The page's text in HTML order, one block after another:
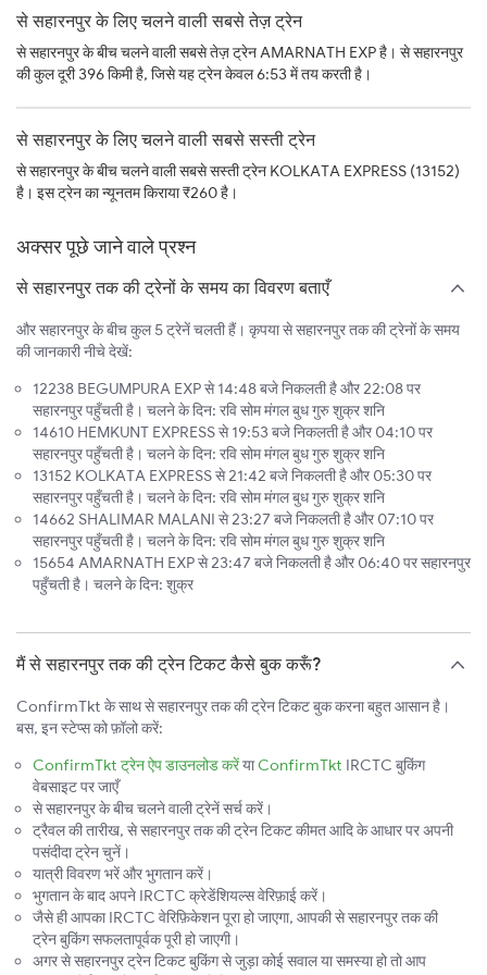
से सहारनपुर के लिए चलने वाली सबसे तेज़ ट्रेन
से सहारनपुर के बीच चलने वाली सबसे तेज़ ट्रेन AMARNATH EXP है। से सहारनपुर
की कुल दूरी 396 किमी है, जिसे यह ट्रेन केवल 6:53 में तय करती है।
से सहारनपुर के लिए चलने वाली सबसे सस्ती ट्रेन
से सहारनपुर के बीच चलने वाली सबसे सस्ती ट्रेन KOLKATA EXPRESS (13152)
है। इस ट्रेन का न्यूनतम किराया ₹260 है।
अक्सर पूछे जाने वाले प्रश्न
से सहारनपुर तक की ट्रेनों के समय का विवरण बताएँ
और सहारनपुर के बीच कुल 5 ट्रेनें चलती हैं। कृपया से सहारनपुर तक की ट्रेनों के समय
की जानकारी नीचे देखें:
12238 BEGUMPURA EXP से 14:48 बजे निकलती है और 22:08 पर
सहारनपुर पहुँचती है। चलने के दिन: रवि सोम मंगल बुध गुरु शुक्र शनि
14610 HEMKUNT EXPRESS से 19:53 बजे निकलती है और 04:10 पर
सहारनपुर पहुँचती है। चलने के दिन: रवि सोम मंगल बुध गुरु शुक्र शनि
13152 KOLKATA EXPRESS से 21:42 बजे निकलती है और 05:30 पर
सहारनपुर पहुँचती है। चलने के दिन: रवि सोम मंगल बुध गुरु शुक्र शनि
14662 SHALIMAR MALANI से 23:27 बजे निकलती है और 07:10 पर
सहारनपुर पहुँचती है। चलने के दिन: रवि सोम मंगल बुध गुरु शुक्र शनि
15654 AMARNATH EXP से 23:47 बजे निकलती है और 06:40 पर सहारनपुर
पहुँचती है। चलने के दिन: शुक्र
मैं से सहारनपुर तक की ट्रेन टिकट कैसे बुक करूँ?
ConfirmTkt के साथ से सहारनपुर तक की ट्रेन टिकट बुक करना बहुत आसान है।
बस, इन स्टेप्स को फ़ॉलो करें:
ConfirmTkt ट्रेन ऐप डाउनलोड करेंयाConfirmTkt IRCTC बुकिंग
वेबसाइट पर जाएँ
से सहारनपुर के बीच चलने वाली ट्रेनें सर्च करें।
ट्रैवल की तारीख, से सहारनपुर तक की ट्रेन टिकट कीमत आदि के आधार पर अपनी
पसंदीदा ट्रेन चुनें।
यात्री विवरण भरें और भुगतान करें।
भुगतान के बाद अपने IRCTC क्रेडेंशियल्स वेरिफ़ाई करें।
जैसे ही आपका IRCTC वेरिफ़िकेशन पूरा हो जाएगा, आपकी से सहारनपुर तक की
ट्रेन बुकिंग सफलतापूर्वक पूरी हो जाएगी।
अगर से सहारनपुर ट्रेन टिकट बुकिंग से जुड़ा कोई सवाल या समस्या हो तो आप